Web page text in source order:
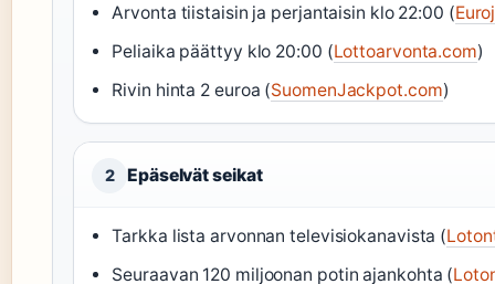
Arvonta tiistaisin ja perjantaisin klo 22:00 (
Peliaika päättyy klo 20:00 (Lottoarvonta.com)
Rivin hinta 2 euroa (SuomenJackpot.com)
2 Epäselvät seikat
Tarkka lista arvonnan televisiokanavista (
Seuraavan 120 miljoonan potin ajankohta (